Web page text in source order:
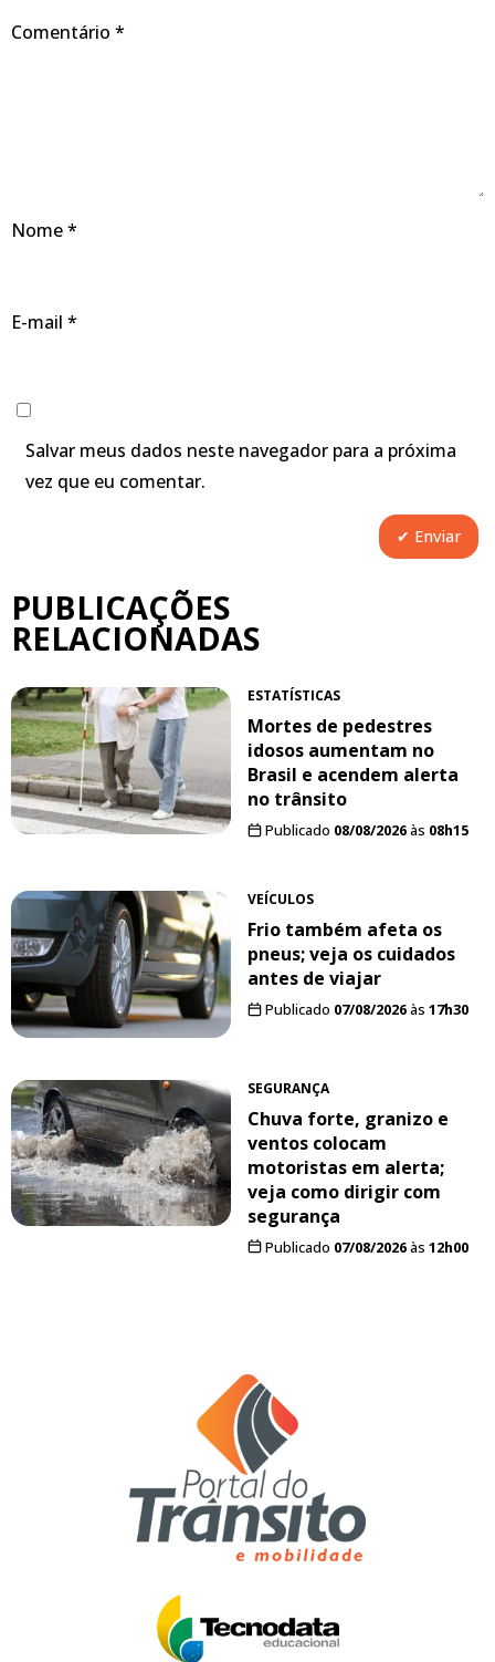
Comentário *
Nome*
E-mail *
Salvar meus dados neste navegador para a próxima
vez que eu comentar.
PUBLICAÇÕES
RELACIONADAS
ESTATÍSTICAS
Mortes de pedestres
idosos aumentam no
Brasil e acendem alerta
no trânsito
Publicado 08/08/2026às 08h15
VEÍCULOS
Frio também afeta os
pneus; veja os cuidados
antes de viajar
Publicado 07/08/2026às 17h30
SEGURANÇA
Chuva forte, granizo e
ventos colocam
motoristas em alerta;
veja como dirigir com
segurança
Publicado 07/08/2026às 12h00